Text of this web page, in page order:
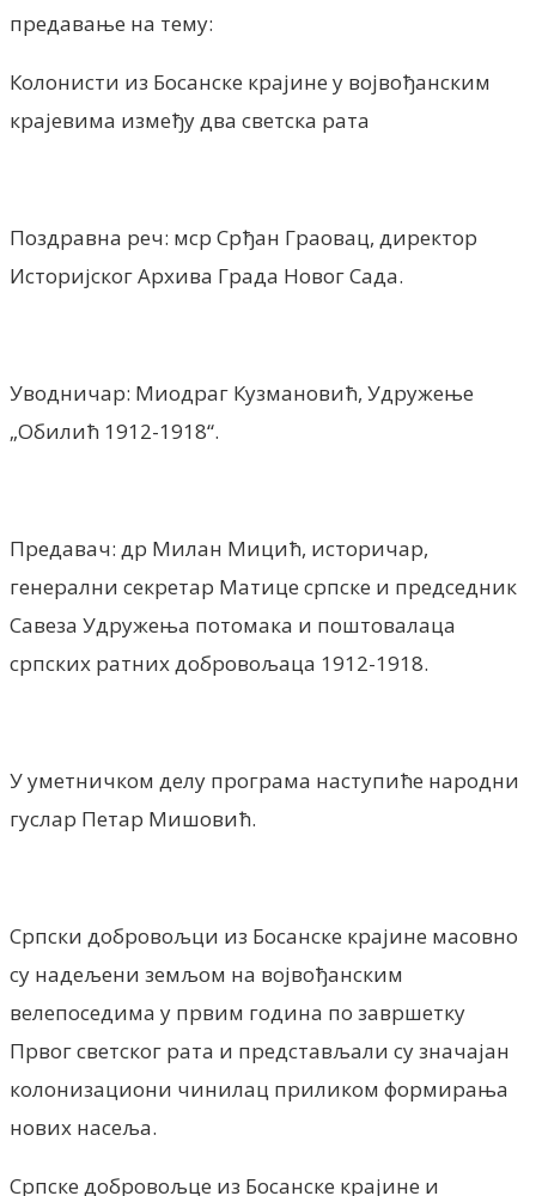
предавање на тему:
Колонисти из Босанске крајине у војвођанским
крајевима између два светска рата
Поздравна реч: мср Срђан Граовац, директор
Историјског Архива Града Новог Сада.
Уводничар: Миодраг Кузмановић, Удружење
„Обилић 1912-1918“.
Предавач: др Милан Мицић, историчар,
генерални секретар Матице српске и председник
Савеза Удружења потомака и поштовалаца
српских ратних добровољаца 1912-1918.
У уметничком делу програма наступиће народни
гуслар Петар Мишовић.
Српски добровољци из Босанске крајине масовно
су надељени земљом на војвођанским
велепоседима у првим година по завршетку
Првог светског рата и представљали су значајан
колонизациони чинилац приликом формирања
нових насеља.
Српске добровољце из Босанске крајине и